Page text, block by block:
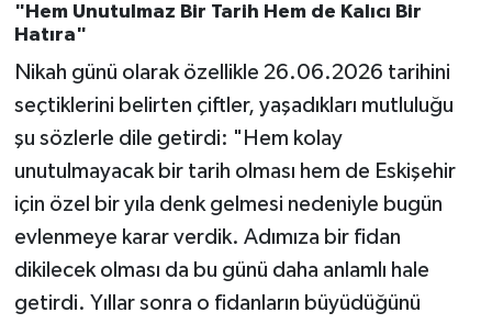
"Hem Unutulmaz Bir Tarih Hem de Kalıcı Bir
Hatıra"
Nikah günü olarak özellikle 26.06.2026 tarihini
seçtiklerini belirten çiftler, yaşadıkları mutluluğu
şu sözlerle dile getirdi: "Hem kolay
unutulmayacak bir tarih olması hem de Eskişehir
için özel bir yıla denk gelmesi nedeniyle bugün
evlenmeye karar verdik. Adımıza bir fidan
dikilecek olması da bu günü daha anlamlı hale
getirdi. Yıllar sonra o fidanların büyüdüğünü